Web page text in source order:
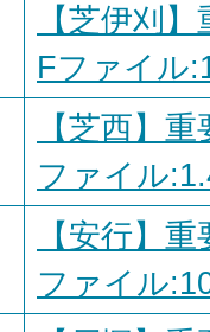
【芝伊刈
Fファイル
【芝西】
ファイル
【安行】
ファイル